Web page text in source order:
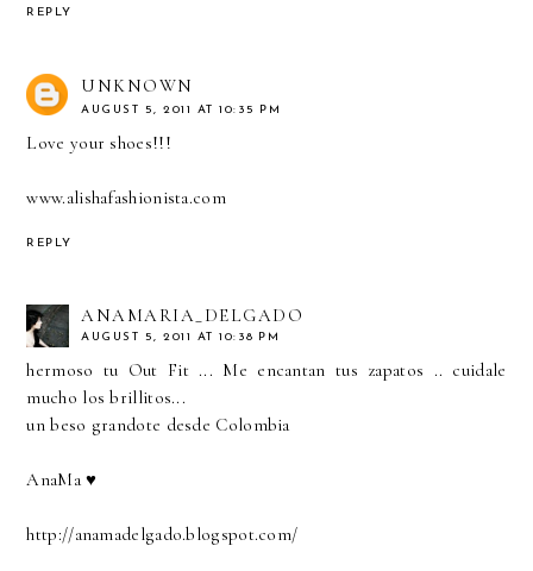
REPLY
UNKNOWN
AUGUST 5, 2011 AT 10:35 PM
Love your shoes!!!
www.alishafashionista.com
REPLY
ANAMARIA_DELGADO
AUGUST 5, 2011 AT 10:38 PM
hermoso tu Out Fit ... Me encantan tus zapatos .. cuidale
mucho los brillitos...
un beso grandote desde Colombia
AnaMa ♥
http://anamadelgado.blogspot.com/